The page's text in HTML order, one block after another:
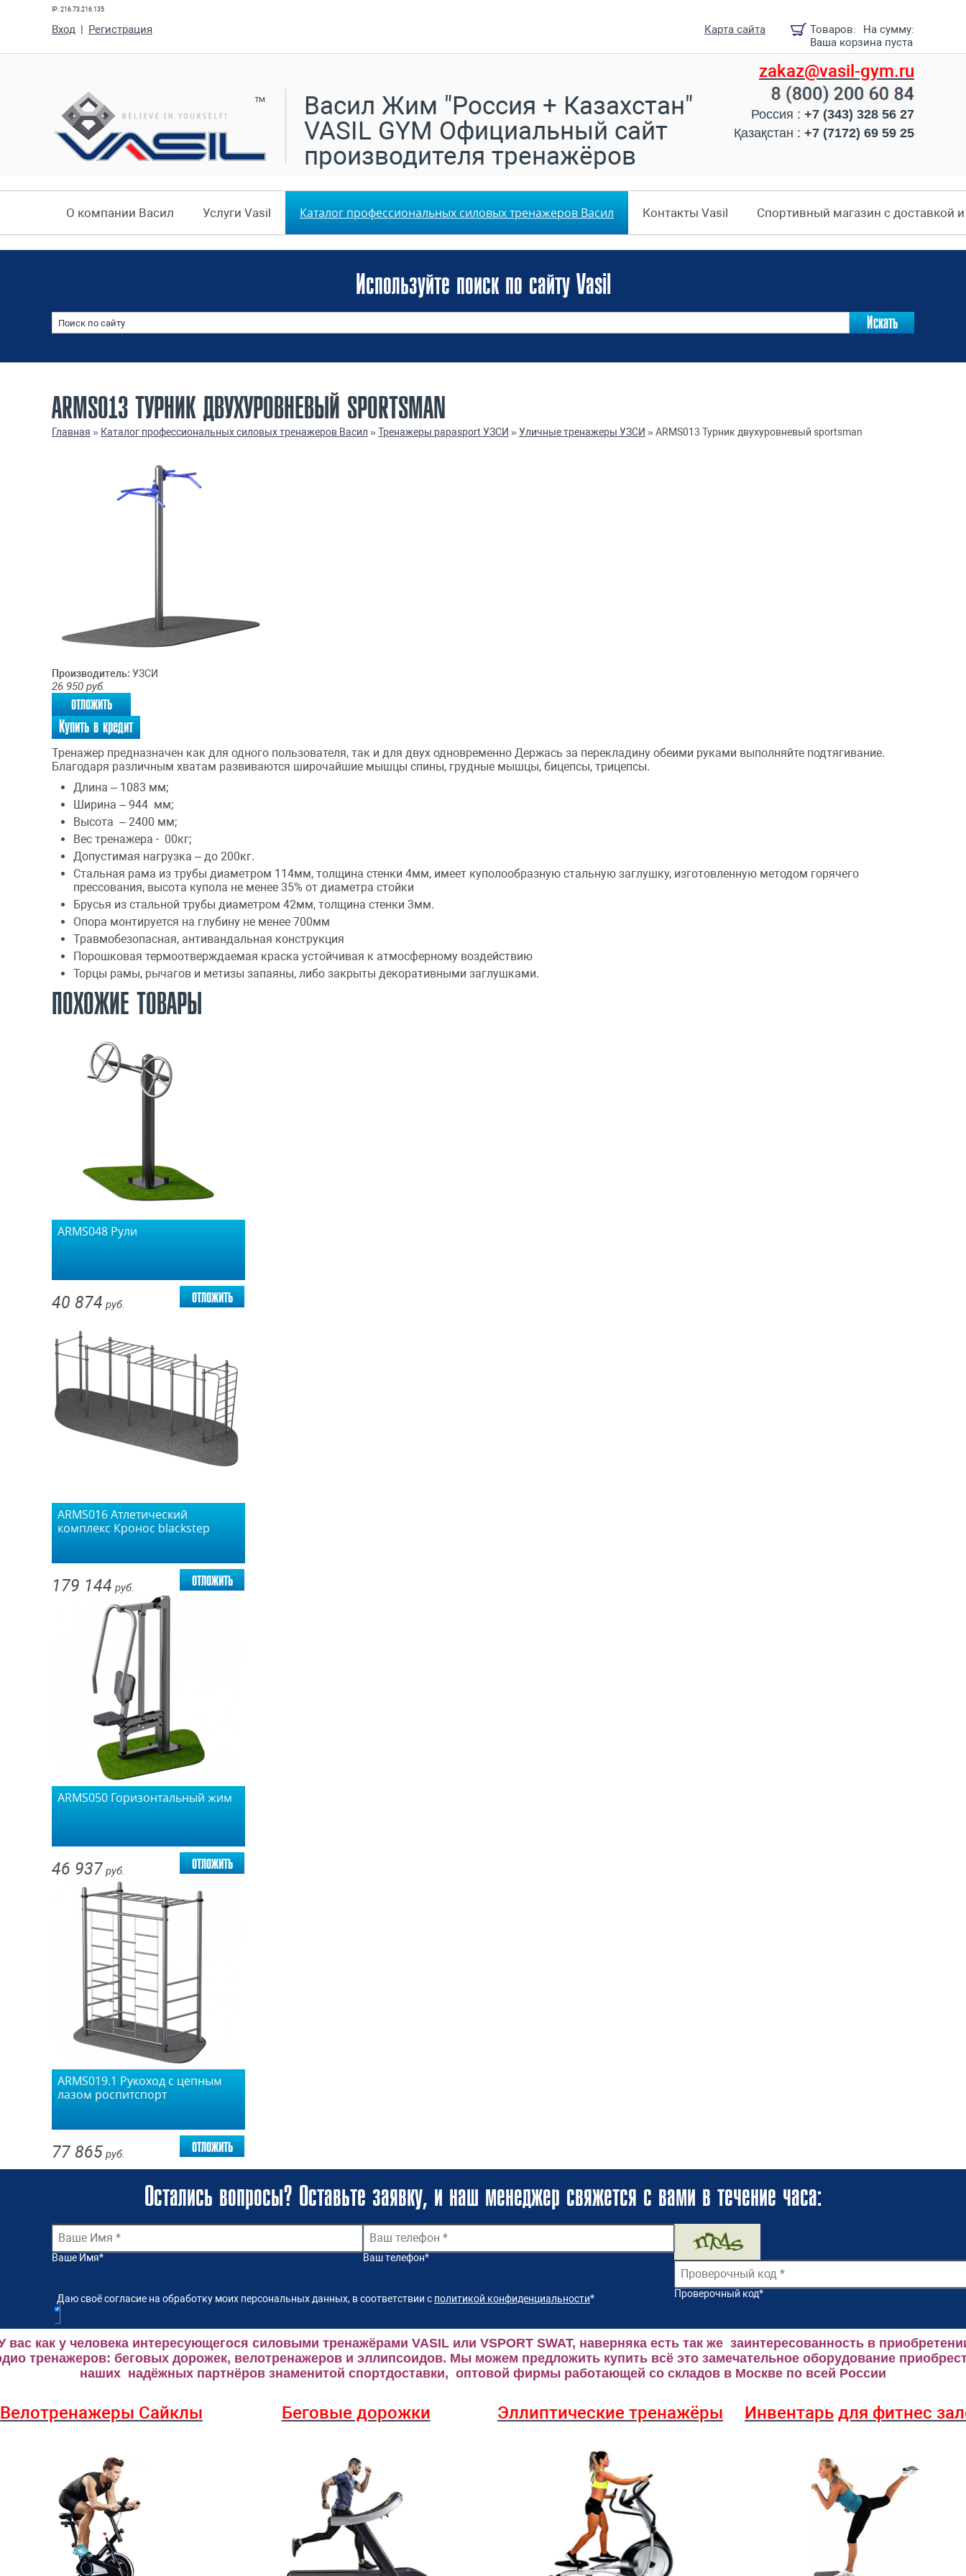
IP: 216.73.216.135
Товаров:
На сумму:
Ваша корзина пуста
Карта сайта
Вход | Регистрация
zakaz@vasil-gym.ru
Россия : +7 (343) 328 56 27
Қазақстан : +7 (7172) 69 59 25
Васил Жим "Россия + Казахстан"
VASIL GYM Официальный сайт
производителя тренажёров
О компании Васил Услуги Vasil Каталог профессиональных силовых тренажеров Васил Контакты Vasil Спортивный магазин с доставкой
Используйте поиск по сайту Vasil
ARMS013 ТУРНИК ДВУХУРОВНЕВЫЙ SPORTSMAN
Главная » Каталог профессиональных силовых тренажеров Васил »Тренажеры papasport УЗСИ »Уличные тренажеры УЗСИ »ARMS013 Турник двухуровневый sportsman
Производитель: УЗСИ
26 950 руб.
отложить
Купить в кредит
Тренажер предназначен как для одного пользователя, так и для двух одновременно Держась за перекладину обеими руками выполняйте подтягивание.
Благодаря различным хватам развиваются широчайшие мышцы спины, грудные мышцы, бицепсы, трицепсы.
Длина – 1083 мм;
Ширина – 944 мм;
Высота – 2400 мм;
Вес тренажера - 00кг;
Допустимая нагрузка – до 200кг.
Стальная рама из трубы диаметром 114мм, толщина стенки 4мм, имеет куполообразную стальную заглушку, изготовленную методом горячего
прессования, высота купола не менее 35% от диаметра стойки
Брусья из стальной трубы диаметром 42мм, толщина стенки 3мм.
Опора монтируется на глубину не менее 700мм
Травмобезопасная, антивандальная конструкция
Порошковая термоотверждаемая краска устойчивая к атмосферному воздействию
Торцы рамы, рычагов и метизы запаяны, либо закрыты декоративными заглушками.
ПОХОЖИЕ ТОВАРЫ
ARMS048 Рули
40 874 руб. отложить
ARMS016 Атлетический
комплекс Кронос blackstep
179 144 руб. отложить
ARMS050 Горизонтальный жим
46 937 руб. отложить
ARMS019.1 Рукоход с цепным
лазом роспитспорт
77 865 руб. отложить
Остались вопросы? Оставьте заявку, и наш менеджер свяжется с вами в течение часа:
Ваше Имя* Ваш телефон*
Даю своё согласие на обработку моих персональных данных, в соответствии с политикой конфиденциальности* Проверочный код*
вас как у человека интересующегося силовыми тренажёрами VASIL или VSPORT SWAT, наверняка есть так же заинтересованность в
тренажеров: беговых дорожек, велотренажеров и эллипсоидов. Мы можем предложить купить всё это замечательное оборудование
наших надёжных партнёров знаменитой спортдоставки, оптовой фирмы работающей со складов в Москве по всей России
Велотренажеры Сайклы Беговые дорожки Эллиптические тренажёры Инвентарь для фитнес